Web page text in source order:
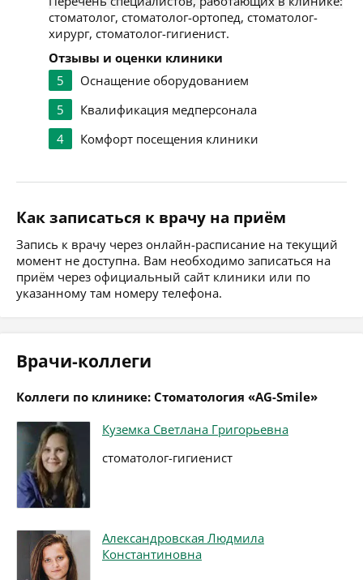
стоматолог, стоматолог-ортопед, стоматолог-
хирург, стоматолог-гигиенист.
Отзывы и оценки клиники
5
Оснащение оборудованием
5
Квалификация медперсонала
4
Комфорт посещения клиники
Как записаться к врачу на приём
Запись к врачу через онлайн-расписание на текущий
момент не доступна. Вам необходимо записаться на
приём через официальный сайт клиники или по
указанному там номеру телефона.
Врачи-коллеги
Коллеги по клинике: Стоматология «AG-Smile»
Куземка Светлана Григорьевна
стоматолог-гигиенист
Александровская Людмила
Константиновна